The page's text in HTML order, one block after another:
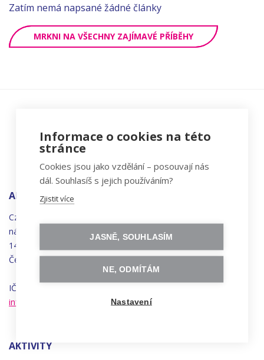
Zatím nemá napsané žádné články
MRKNI NA VŠECHNY ZAJÍMAVÉ PŘÍBĚHY
ADRESA
Czechitas, z.ú.
náměstí
Synků 1748/17
140 00 Praha 4 - Nusle
Česká republika
IČO 22834958 | DIČ CZ22834958
info@czechitas.cz
AKTIVITY
Informace o cookies na této
stránce
Cookies jsou jako vzdělání – posouvají nás
dál. Souhlasíš s jejich používáním?
Zjistit více
JASNĚ, SOUHLASÍM
NE, ODMÍTÁM
Nastavení